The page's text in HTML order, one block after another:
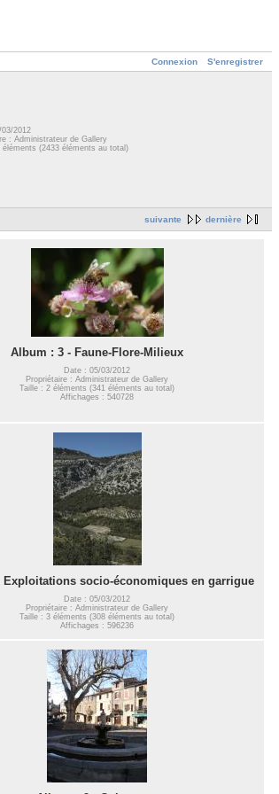
Connexion S'enregistrer
2012
: Administrateur de Gallery
éléments (2433 éléments au total)
suivante dernière
Album : 3 - Faune-Flore-Milieux
Date : 05/03/2012
Propriétaire : Administrateur de Gallery
Taille : 2 éléments (341 éléments au total)
Affichages : 540728
Exploitations socio-économiques en garrigue
Date : 05/03/2012
Propriétaire : Administrateur de Gallery
Taille : 3 éléments (308 éléments au total)
Affichages : 596236